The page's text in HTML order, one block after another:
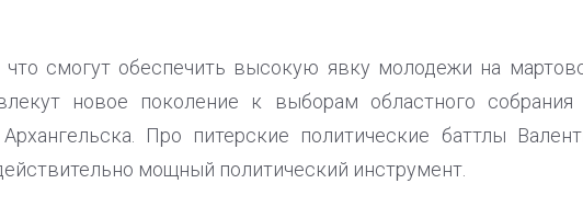
что смогут обеспечить высокую явку молодежи на
новое поколение к выборам областного собрания
Про питерские политические баттлы
мощный политический инструмент.